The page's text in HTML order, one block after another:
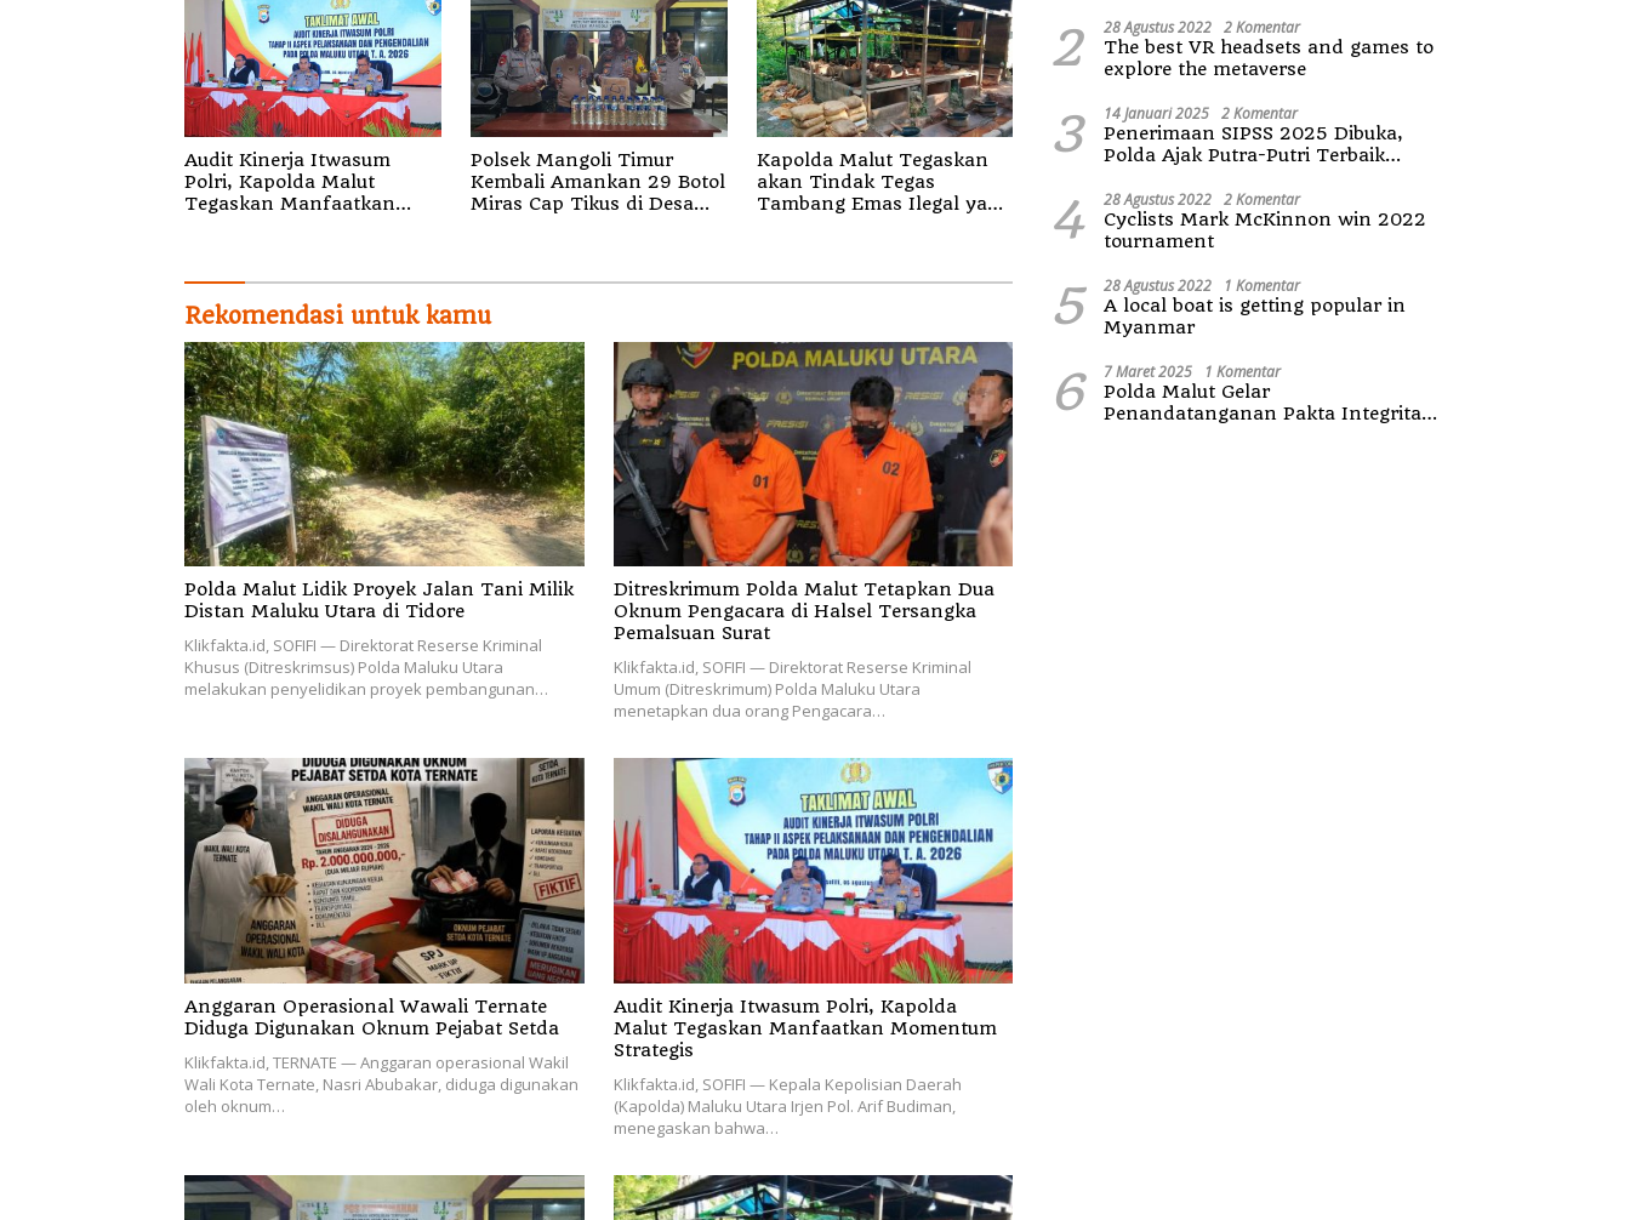
Audit Kinerja Itwasum
Polri, Kapolda Malut
Tegaskan Manfaatkan
Polsek Mangoli Timur
Kembali Amankan 29 Botol
Miras Cap Tikus di Desa
Kapolda Malut Tegaskan
akan Tindak Tegas
Tambang Emas Ilegal yang
Rekomendasi untuk kamu
Polda Malut Lidik Proyek Jalan Tani Milik
Distan Maluku Utara di Tidore
Klikfakta.id, SOFIFI — Direktorat Reserse Kriminal
Khusus (Ditreskrimsus) Polda Maluku Utara
melakukan penyelidikan proyek pembangunan…
Ditreskrimum Polda Malut Tetapkan Dua
Oknum Pengacara di Halsel Tersangka
Pemalsuan Surat
Klikfakta.id, SOFIFI — Direktorat Reserse Kriminal
Umum (Ditreskrimum) Polda Maluku Utara
menetapkan dua orang Pengacara…
Anggaran Operasional Wawali Ternate
Diduga Digunakan Oknum Pejabat Setda
Klikfakta.id, TERNATE — Anggaran operasional Wakil
Wali Kota Ternate, Nasri Abubakar, diduga digunakan
oleh oknum…
Audit Kinerja Itwasum Polri, Kapolda
Malut Tegaskan Manfaatkan Momentum
Strategis
Klikfakta.id, SOFIFI — Kepala Kepolisian Daerah
(Kapolda) Maluku Utara Irjen Pol. Arif Budiman,
menegaskan bahwa…
2 28 Agustus 2022 2 Komentar
The best VR headsets and games to
explore the metaverse
3 14 Januari 2025 2 Komentar
Penerimaan SIPSS 2025 Dibuka,
Polda Ajak Putra-Putri Terbaik
4 28 Agustus 2022 2 Komentar
Cyclists Mark McKinnon win 2022
tournament
5 28 Agustus 2022 1 Komentar
A local boat is getting popular in
Myanmar
6 7 Maret 2025 1 Komentar
Polda Malut Gelar
Penandatanganan Pakta Integritas